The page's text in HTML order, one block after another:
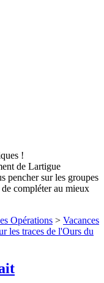
!
de Lartigue
pencher sur les groupes
compléter au mieux
Opérations > Vacances
les traces de l'Ours du